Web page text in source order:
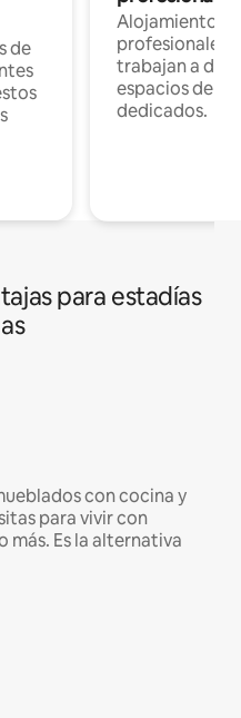
de
Alojamientos
profesionales
trabajan a
espacios de
dedicados.
para estadías
con cocina y
para vivir con
más. Es la alternativa